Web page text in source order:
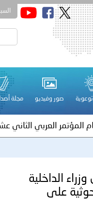
السبت، 8
توعوية صور وفيديو مجلة
2026/08/05 م - بمناسبة صدور
وزارة مساعد لشؤون الأمن
الإرهابية الحوثية على
العربي الثاني
والتراث الوطني
الداخلية
على